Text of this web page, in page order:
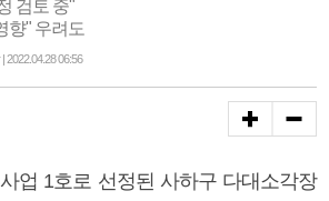
검토 중"
향" 우려도
2022.04.28 06:56
업 1호로 선정된 사하구 다대소각장